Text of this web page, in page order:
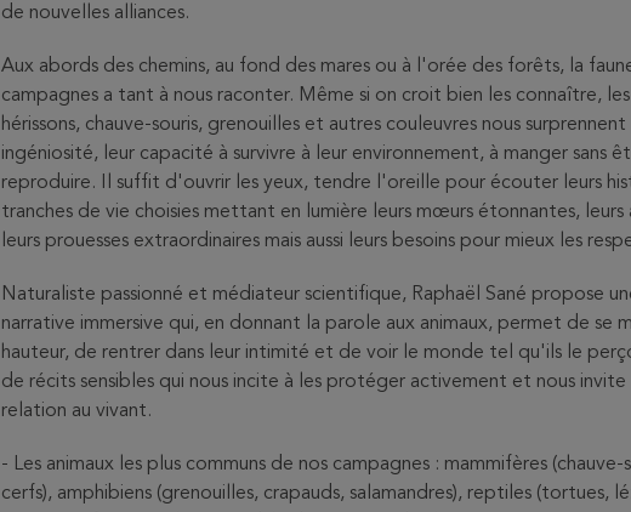
de nouvelles alliances.
Aux abords des chemins, au fond des mares ou à l'orée des forêts, la
campagnes a tant à nous raconter. Même si on croit bien les connaître, les
hérissons, chauve-souris, grenouilles et autres couleuvres nous
ingéniosité, leur capacité à survivre à leur environnement, à manger sans
reproduire. Il suffit d'ouvrir les yeux, tendre l'oreille pour écouter leurs
tranches de vie choisies mettant en lumière leurs mœurs étonnantes,
leurs prouesses extraordinaires mais aussi leurs besoins pour mieux les
Naturaliste passionné et médiateur scientifique, Raphaël Sané propose
narrative immersive qui, en donnant la parole aux animaux, permet de se
hauteur, de rentrer dans leur intimité et de voir le monde tel qu'ils le
de récits sensibles qui nous incite à les protéger activement et nous
relation au vivant.
- Les animaux les plus communs de nos campagnes : mammifères (chauve-
cerfs), amphibiens (grenouilles, crapauds, salamandres), reptiles (tortues,